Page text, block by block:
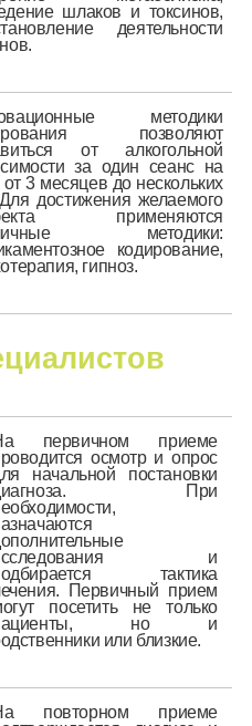
шлаков и токсинов,
деятельности
методики
позволяют
от алкогольной
за один сеанс на
от 3 месяцев до нескольких
Для достижения желаемого
применяются
методики:
кодирование,
гипноз.
первичном приеме
осмотр и опрос
начальной постановки
При
и
тактика
Первичный прием
посетить не только
но и
или близкие.
повторном приеме